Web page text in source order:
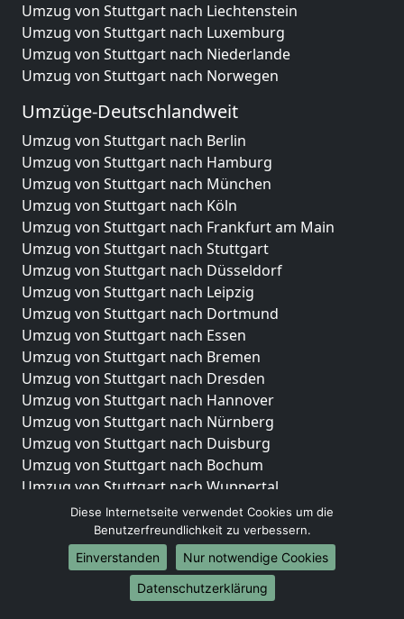
Umzug von Stuttgart nach Liechtenstein
Umzug von Stuttgart nach Luxemburg
Umzug von Stuttgart nach Niederlande
Umzug von Stuttgart nach Norwegen
Umzüge-Deutschlandweit
Umzug von Stuttgart nach Berlin
Umzug von Stuttgart nach Hamburg
Umzug von Stuttgart nach München
Umzug von Stuttgart nach Köln
Umzug von Stuttgart nach Frankfurt am Main
Umzug von Stuttgart nach Stuttgart
Umzug von Stuttgart nach Düsseldorf
Umzug von Stuttgart nach Leipzig
Umzug von Stuttgart nach Dortmund
Umzug von Stuttgart nach Essen
Umzug von Stuttgart nach Bremen
Umzug von Stuttgart nach Dresden
Umzug von Stuttgart nach Hannover
Umzug von Stuttgart nach Nürnberg
Umzug von Stuttgart nach Duisburg
Umzug von Stuttgart nach Bochum
Umzug von Stuttgart nach Wuppertal
Umzug von Stuttgart nach Bielefeld
Umzug von Stuttgart nach Bonn
Umzug von Stuttgart nach Münster
Internationale-Umzüge
Diese Internetseite verwendet Cookies um die
Benutzerfreundlichkeit zu verbessern.
Einverstanden
Nur notwendige Cookies
Datenschutzerklärung